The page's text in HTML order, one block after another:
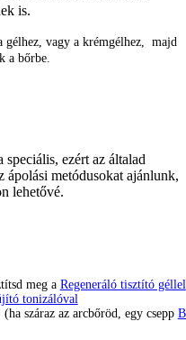
is.
gélhez, vagy a krémgélhez, majd
a bőrbe.
ezért az általad
metódusokat ajánlunk,
lehetővé.
meg a Regeneráló tisztító géllel
tonizálóval
száraz az arcbőröd, egy csepp